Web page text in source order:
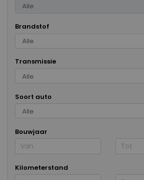
Brandstof
Transmissie
Soort auto
Bouwjaar
Kilometerstand